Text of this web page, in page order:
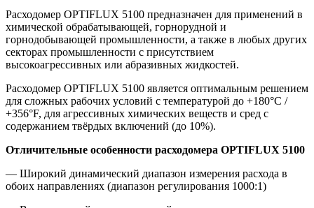
Расходомер OPTIFLUX 5100 предназначен для применений в
химической обрабатывающей, горнорудной и
горнодобывающей промышленности, а также в любых других
секторах промышленности с присутствием
высокоагрессивных или абразивных жидкостей.
Расходомер OPTIFLUX 5100 является оптимальным решением
для сложных рабочих условий с температурой до +180°C /
+356°F, для агрессивных химических веществ и сред с
содержанием твёрдых включений (до 10%).
Отличительные особенности расходомера OPTIFLUX 5100
— Широкий динамический диапазон измерения расхода в
обоих направлениях (диапазон регулирования 1000:1)